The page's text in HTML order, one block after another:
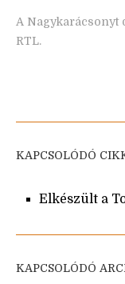
A Nagykarácsonyt
RTL.
KAPCSOLÓDÓ
Elkészült a
KAPCSOLÓDÓ